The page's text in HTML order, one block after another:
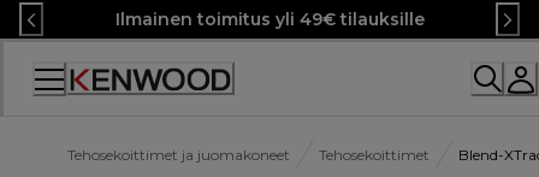
Skip
to
Content
Ilmainen toimitus yli 49€ tilauksille
Tehosekoittimet ja juomakoneet Tehosekoittimet Blend-